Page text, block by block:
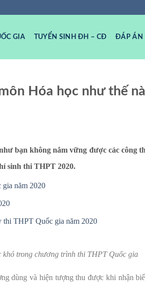
GIA TUYỂN SINH ĐH – CĐ ĐÁP ÁN
Hóa học như thế
bạn không nắm vững được các công
sinh thi THPT 2020.
năm 2020
thi THPT Quốc gia năm 2020
khó trong chương trình thi THPT Quốc gia
dùng và hiện tượng thu được khi nhận